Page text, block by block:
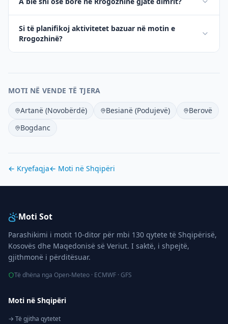
Si të planifikoj aktivitetet bazuar në motin e
Rrogozhinë?
MOTI NË VENDE TË TJERA
Artanë (Novobërdë) Besianë (Podujevë)
Berovë
Bogdanc
← Kryefaqja← Moti në Shqipëri
Moti Sot
Parashikimi i motit 10-ditor për mbi 130 qytete të Shqipërisë,
Kosovës dhe Maqedonisë së Veriut. I saktë, i shpejtë,
gjithmonë i përditësuar.
Të dhëna nga Open-Meteo · ECMWF · GFS
Moti në Shqipëri
→ Të gjitha qytetet